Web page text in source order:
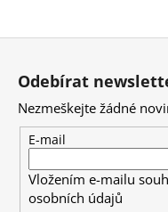
Z
Odebírat
Nezmeškejte žádné
E-mail
Vložením e-mailu
osobních údajů